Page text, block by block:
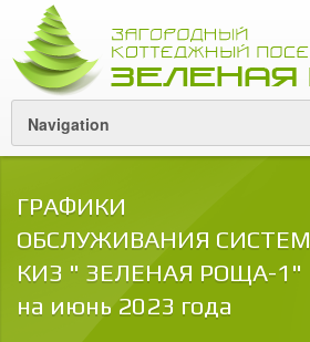
ГРАФИКИ
ОБСЛУЖИВАНИЯ СИСТЕМ
КИЗ " ЗЕЛЕНАЯ РОЩА-1"
на июнь 2023 года